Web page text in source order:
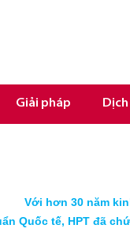
Giải pháp Dịch
Với hơn 30 năm
Quốc tế, HPT đã